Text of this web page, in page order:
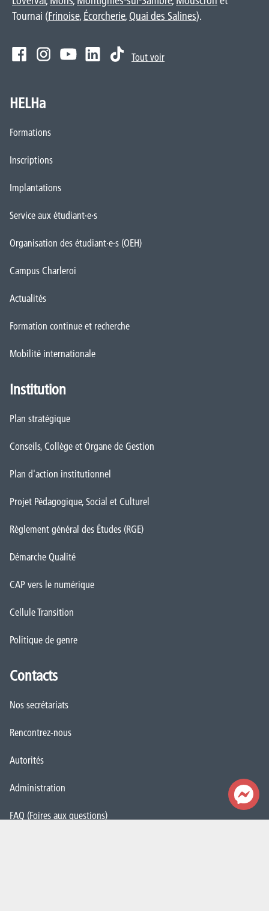
Tournai (Frinoise, Écorcherie, Quai des Salines).
Tout voir
HELHa
Formations
Inscriptions
Implantations
Service aux étudiant·e·s
Organisation des étudiant·e·s (OEH)
Campus Charleroi
Actualités
Formation continue et recherche
Mobilité internationale
Institution
Plan stratégique
Conseils, Collège et Organe de Gestion
Plan d'action institutionnel
Projet Pédagogique, Social et Culturel
Règlement général des Études (RGE)
Démarche Qualité
CAP vers le numérique
Cellule Transition
Politique de genre
Contacts
Nos secrétariats
Rencontrez-nous
Autorités
Administration
FAQ (Foires aux questions)